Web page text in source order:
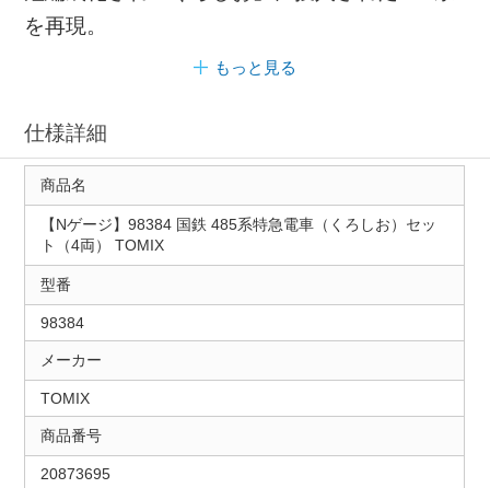
を再現。
もっと見る
仕様詳細
商品名
【Nゲージ】98384 国鉄 485系特急電車（くろしお）セッ
ト（4両） TOMIX
型番
98384
メーカー
TOMIX
商品番号
20873695